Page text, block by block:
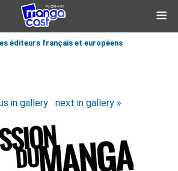
éditeurs français et européens
in gallery next in gallery »